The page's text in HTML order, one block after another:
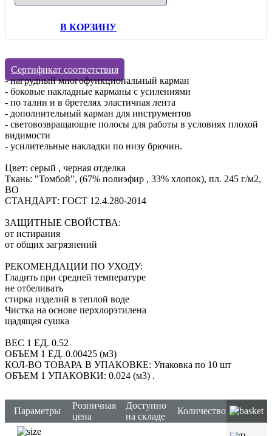
В КОРЗИНУ
Сертификат соответствия
- нагрудный многофункциональный карман
- боковые накладные карманы с усилениями
- по талии и в бретелях эластичная лента
- дополнительный карман для инструментов
- световозвращающие полосы для работы в условиях плохой
видимости
- усилительные накладки по низу брючин.
Цвет: серый , черная отделка
Ткань: "Томбой", (67% полиэфир , 33% хлопок), пл. 245 г/м2,
ВО
СТАНДАРТ: ГОСТ 12.4.280-2014
ЗАЩИТНЫЕ СВОЙСТВА:
от истирания
от общих загрязнений
РЕКОМЕНДАЦИИ ПО УХОДУ:
Гладить при средней температуре
не отбеливать
стирка изделий в теплой воде
Чистка на основе перхлорэтилена
щадящая сушка
ВЕС 1 ЕД. 0.52
ОБЪЕМ 1 ЕД. 0.00425 (м3)
КОЛ-ВО ТОВАРА В УПАКОВКЕ: Упаковка по 10 шт
ОБЪЕМ 1 УПАКОВКИ: 0.024 (м3) .
Параметры
Розничная
цена
Доступно
на складе
Количество